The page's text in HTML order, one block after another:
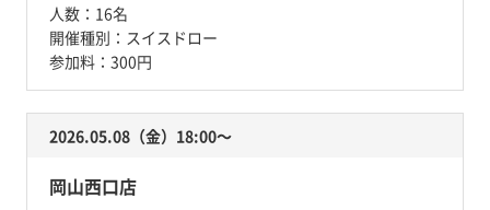
人数： 16名
開催種別： スイスドロー
参加料： 300円
2026.05.08（金）18:00〜
岡山西口店